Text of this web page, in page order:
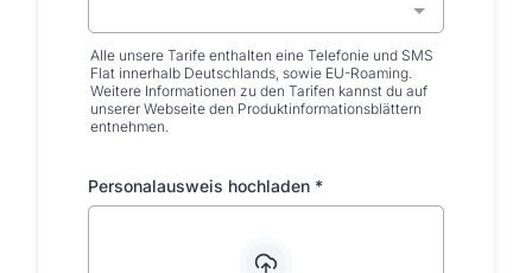
Alle unsere Tarife enthalten eine Telefonie und SMS
Flat innerhalb Deutschlands, sowie EU-Roaming.
Weitere Informationen zu den Tarifen kannst du auf
unserer Webseite den Produktinformationsblättern
entnehmen.
Personalausweis hochladen *